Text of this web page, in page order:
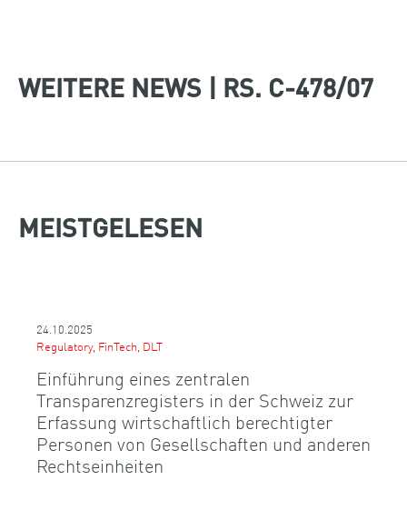
WEITERE NEWS | RS. C-478/07
MEISTGELESEN
24.10.2025
Regulatory, FinTech, DLT
Einführung eines zentralen
Transparenzregisters in der Schweiz zur
Erfassung wirtschaftlich berechtigter
Personen von Gesellschaften und anderen
Rechtseinheiten